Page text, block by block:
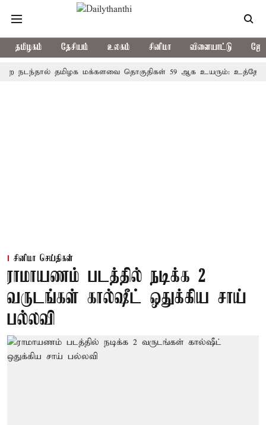
தமிழகம் தேசியம் உலகம் சினிமா விளையாட்டு
தமிழக மக்களவை தொகுதிகள் 59 ஆக உயரும்: உத்தேச
சினிமா செய்திகள்
ராமாயணம் படத்தில் நடிக்க 2
வருடங்கள் கால்ஷீட் ஒதுக்கிய சாய்
பல்லவி